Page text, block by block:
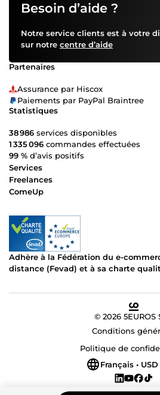
Besoin d’aide ?
Notre service clients est à votre
sur notre centre d’aide
Partenaires
Assurance par Hiscox
Paiements par PayPal Braintree
Statistiques
38 986 services disponibles
1 335 096 commandes effectuées
99 % d’avis positifs
Services
Freelances
ComeUp
Adhère à la Fédération du e-
distance (Fevad) et à sa charte
© 2026 5EUROS
Conditions
Politique de
Français • USD